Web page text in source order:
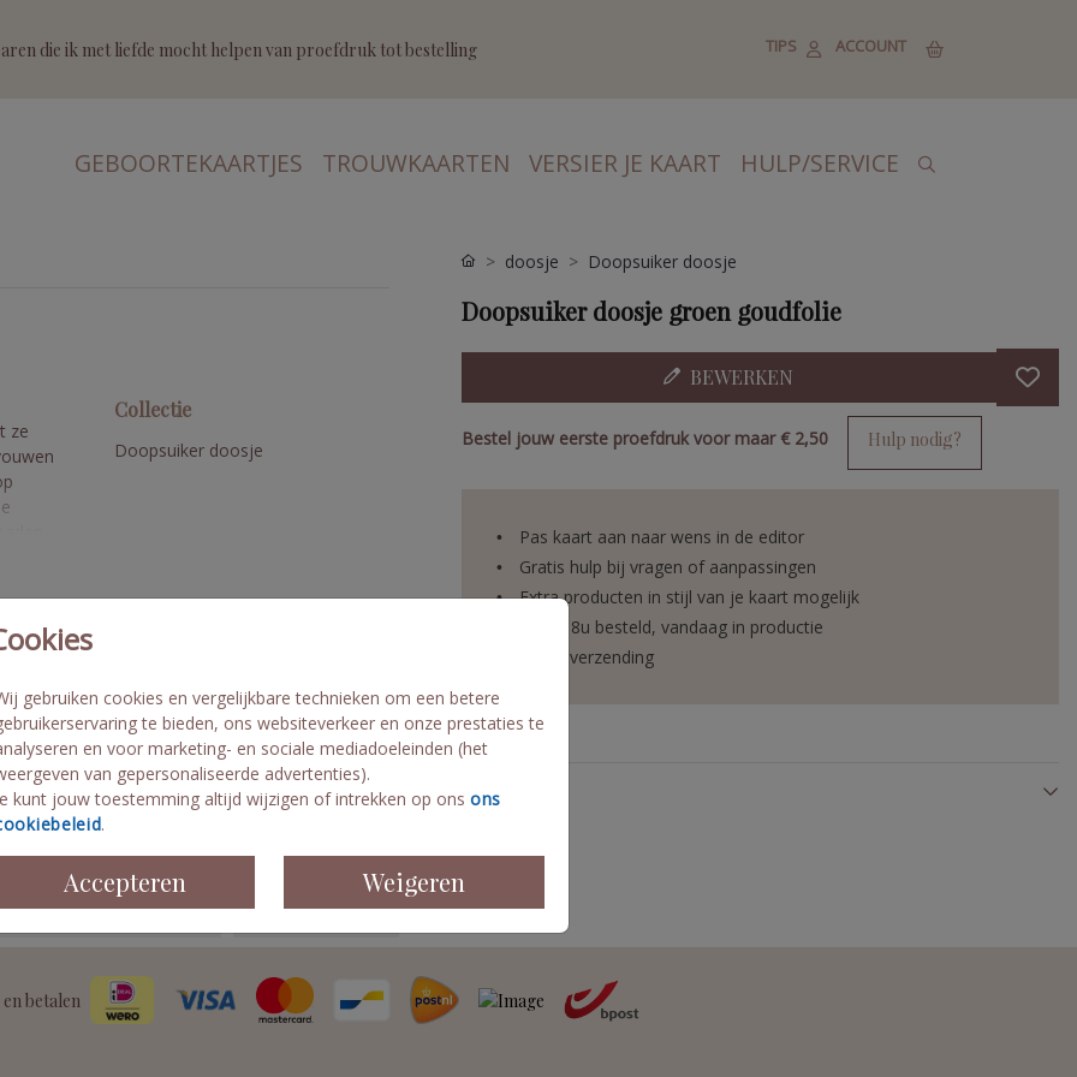
die ik met liefde mocht helpen van proefdruk tot bestelling TIPS ACCOUNT
GEBOORTEKAARTJES TROUWKAARTEN VERSIER JE KAART HULP/SERVICE
gebruiken cookies en vergelijkbare technieken om een betere
te bieden, ons websiteverkeer en onze prestaties te
en voor marketing- en sociale mediadoeleinden (het
van gepersonaliseerde advertenties).
kunt jouw toestemming altijd wijzigen of intrekken op ons ons
.
Accepteren Weigeren
ze
Collectie
Doopsuiker doosje
doosje Doopsuiker doosje
Doopsuiker doosje groen goudfolie
BEWERKEN
Bestel jouw eerste proefdruk voor maar € 2,50 Hulp nodig?
Pas kaart aan naar wens in de editor
Gratis hulp bij vragen of aanpassingen
Extra producten in stijl van je kaart mogelijk
Voor 18u besteld, vandaag in productie
Snelle verzending
Prijzen
betalen